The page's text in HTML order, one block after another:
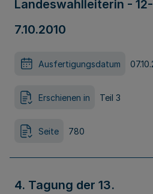
Landeswahlleiterin -
7.10.2010
Ausfertigungsdatum
Erschienen in Teil 3
Seite 780
4. Tagung der 13.